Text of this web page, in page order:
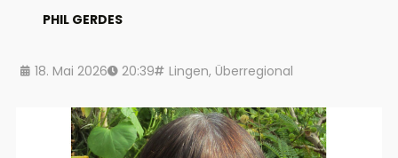
PHIL GERDES
18. Mai 2026 20:39 Lingen, Überregional